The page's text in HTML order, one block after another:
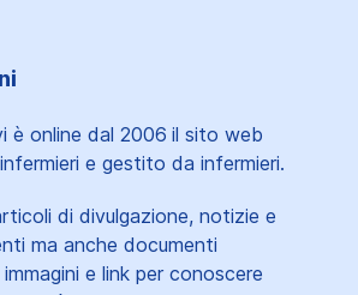
è online dal 2006 il sito web
e gestito da infermieri.
di divulgazione, notizie e
ma anche documenti
e link per conoscere